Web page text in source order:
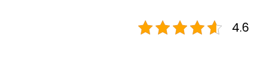
4.6